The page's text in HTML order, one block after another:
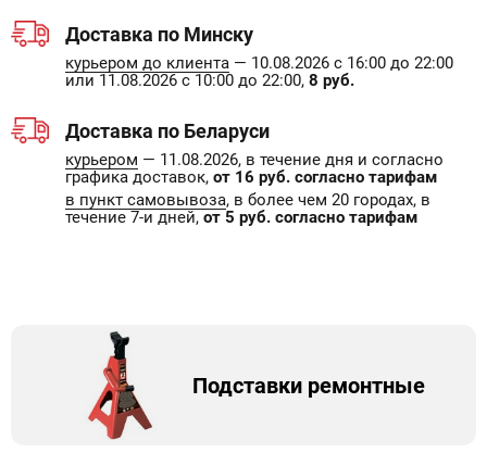
Доставка по Минску
курьером до клиента — 10.08.2026 с 16:00 до 22:00
или 11.08.2026 с 10:00 до 22:00, 8 руб.
Доставка по Беларуси
курьером — 11.08.2026, в течение дня и согласно
графика доставок, от 16 руб. согласно тарифам
в пункт самовывоза, в более чем 20 городах, в
течение 7-и дней, от 5 руб. согласно тарифам
Подставки ремонтные